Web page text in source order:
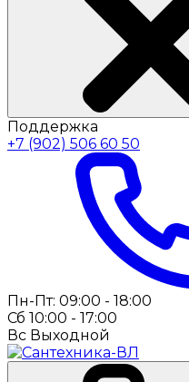
Поддержка
+7 (902) 506 60 50
Пн-Пт: 09:00 - 18:00
Сб 10:00 - 17:00
Вс Выходной